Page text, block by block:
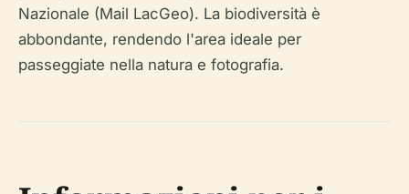
Nazionale (Mail LacGeo). La biodiversità è
abbondante, rendendo l'area ideale per
passeggiate nella natura e fotografia.